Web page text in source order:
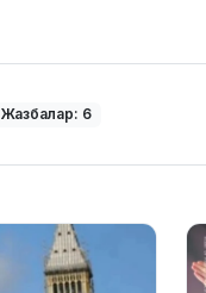
Жазбалар: 6